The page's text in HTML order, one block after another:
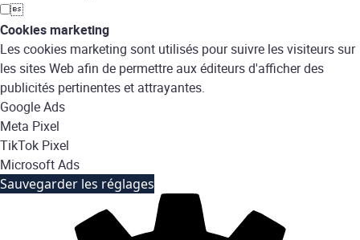

Cookies marketing
Les cookies marketing sont utilisés pour suivre les visiteurs sur
les sites Web afin de permettre aux éditeurs d'afficher des
publicités pertinentes et attrayantes.
Google Ads
Meta Pixel
TikTok Pixel
Microsoft Ads
Sauvegarder les réglages